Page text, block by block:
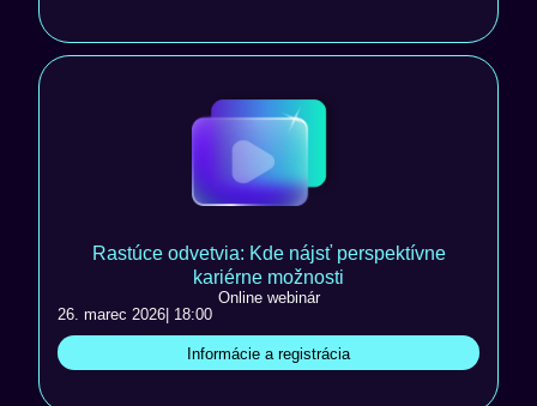
Rastúce odvetvia: Kde nájsť perspektívne
kariérne možnosti
Online webinár
26. marec 2026 | 18:00
Informácie a registrácia